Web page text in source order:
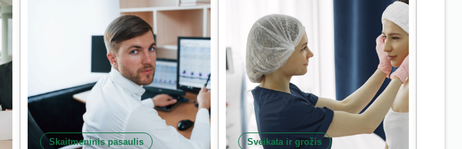
Skaitmeninis pasaulis Sveikata ir grožis